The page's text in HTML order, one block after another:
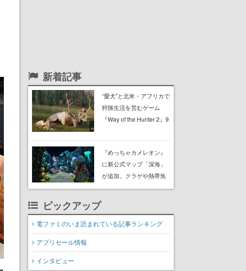
新着記事
“愛犬”と北米・アフリカで
狩猟生活を営むゲーム
『Way of the Hunter 2』9
定。猟犬は動物を追跡し
てくれる忠実な相棒とし
て登場し、冒険を重ねる
と成長する。記念撮影も
可能
『めっちゃカメレオン』
に新公式マップ「深海」
が追加。クラゲや熱帯魚
が泳ぎ、海底にはサンゴ
ピックアップ
電ファミのいま読まれている記事ランキング
アプリセール情報
インタビュー